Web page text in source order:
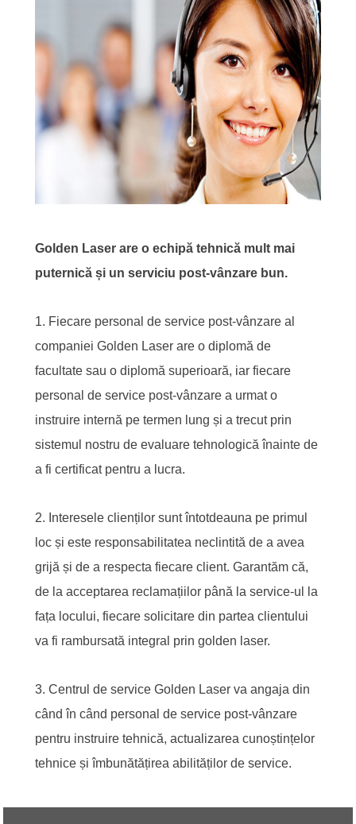
Golden Laser are o echipă tehnică mult mai
puternică și un serviciu post-vânzare bun.
1. Fiecare personal de service post-vânzare al
companiei Golden Laser are o diplomă de
facultate sau o diplomă superioară, iar fiecare
personal de service post-vânzare a urmat o
instruire internă pe termen lung și a trecut prin
sistemul nostru de evaluare tehnologică înainte de
a fi certificat pentru a lucra.
2. Interesele clienților sunt întotdeauna pe primul
loc și este responsabilitatea neclintită de a avea
grijă și de a respecta fiecare client. Garantăm că,
de la acceptarea reclamațiilor până la service-ul la
fața locului, fiecare solicitare din partea clientului
va fi rambursată integral prin golden laser.
3. Centrul de service Golden Laser va angaja din
când în când personal de service post-vânzare
pentru instruire tehnică, actualizarea cunoștințelor
tehnice și îmbunătățirea abilităților de service.